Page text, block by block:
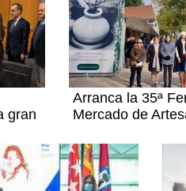
gran
Arranca la 35ª
Mercado de